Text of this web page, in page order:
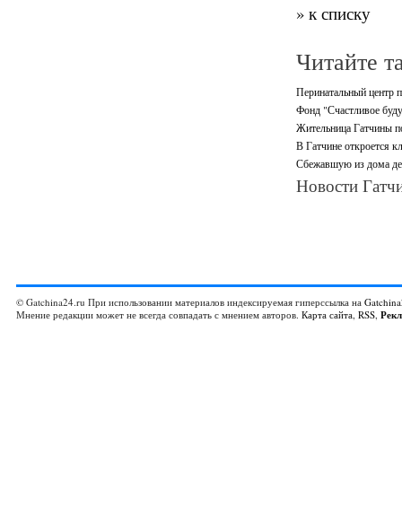
» к списку
Читайте
Перинатальный центр
Фонд "Счастливое
Жительница Гатчины
В Гатчине откроется
Сбежавшую из дома
Новости
© Gatchina24.ru При использовании материалов индексируемая гиперссылка на
Мнение редакции может не всегда совпадать с мнением авторов. Карта сайта, RSS,